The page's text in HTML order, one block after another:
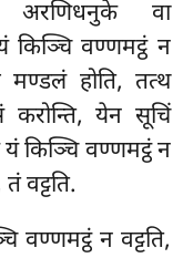
अरणिधनुके वा
किञ्चि वण्णमट्ठं न
होति, तत्थ
करोन्ति, येन सूचिं
किञ्चि वण्णमट्ठं न
वट्टति.
वण्णमट्ठं न वट्टति,